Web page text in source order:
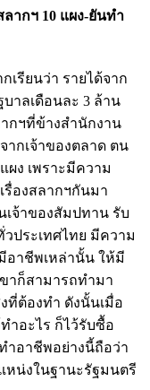
ลากฯ 10 แผง-ยันทำ
เรียนว่า รายได้จาก
าลเดือนละ 3 ล้าน
กฯที่ข้างสำนักงาน
ากเจ้าของตลาด ตน
ผง เพราะมีความ
รื่องสลากฯกันมา
เจ้าของสัมปทาน รับ
ประเทศไทย มีความ
อาชีพเหล่านั้น ให้มี
าก็สามารถทำมา
ที่ต้องทำ ดังนั้นเมื่อ
ำอะไร ก็ไว้รับซื้อ
ำอาชีพอย่างนี้ถือว่า
หน่งในฐานะรัฐมนตรี